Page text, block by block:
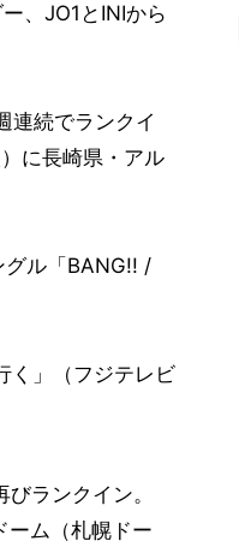
、JO1とINIから
連続でランクイ
に長崎県・アル
ル「BANG!! /
く」（フジテレビ
ランクイン。
ーム（札幌ドー